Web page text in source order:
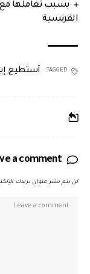
بسبب تعاملها
الفرنسية
TAGGED: أستطيع,
a comment
لن يتم نشر عنوان بريدك